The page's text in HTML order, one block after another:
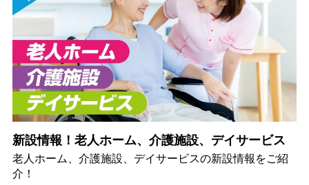
新設情報！老人ホーム、介護施設、デイサービス
老人ホーム、介護施設、デイサービスの新設情報をご紹
介！